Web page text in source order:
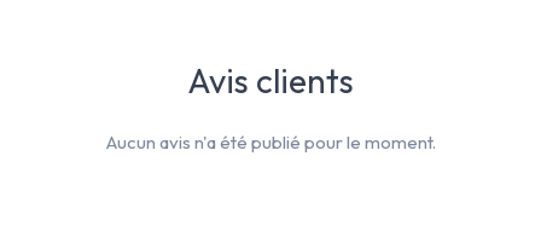
Avis clients
Aucun avis n'a été publié pour le moment.